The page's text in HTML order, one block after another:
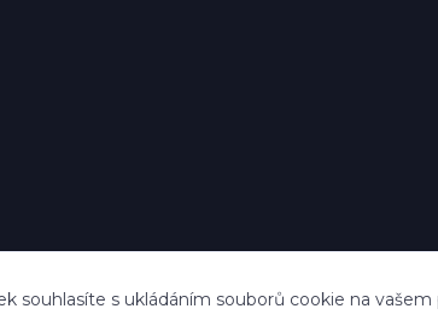
souhlasíte s ukládáním souborů cookie na